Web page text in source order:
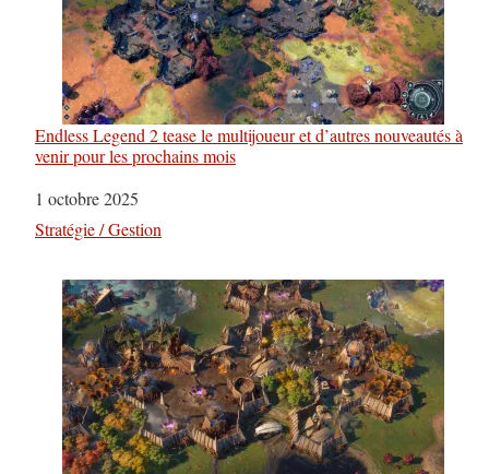
Endless Legend 2 tease le multijoueur et d’autres nouveautés à
venir pour les prochains mois
Date
1 octobre 2025
Par rapport à
Stratégie / Gestion